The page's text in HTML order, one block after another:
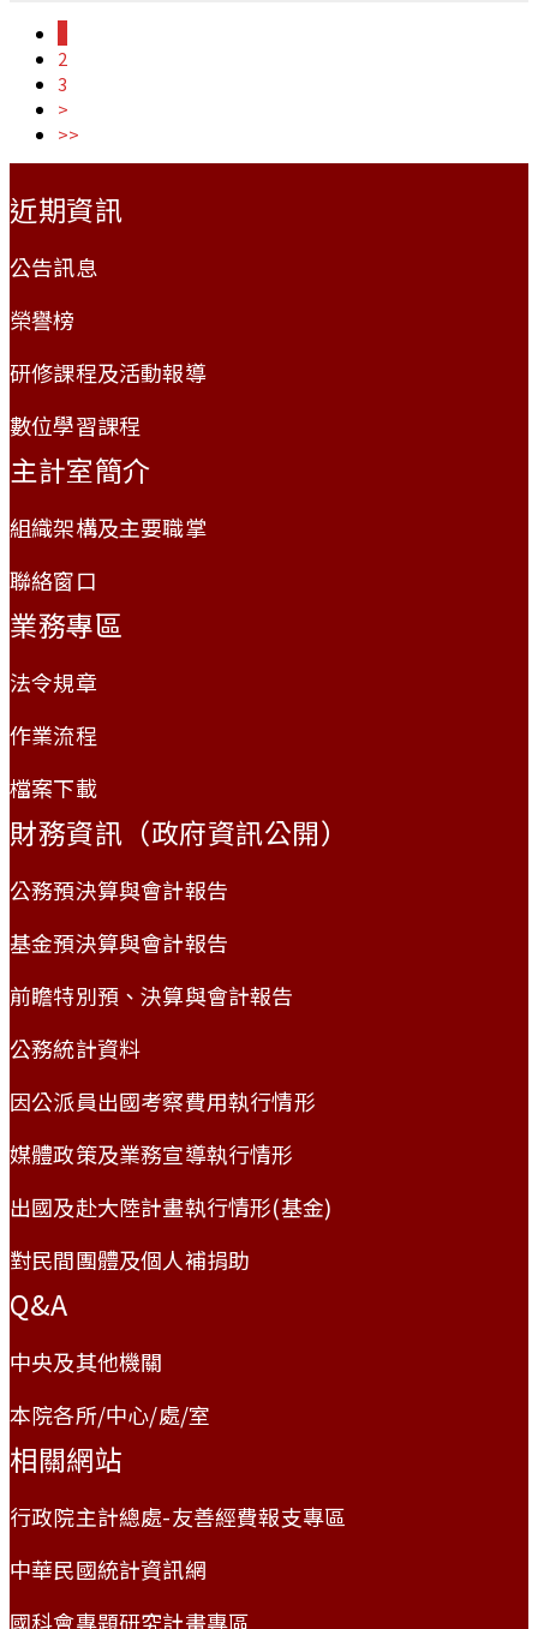
2
3
>
>>
近期資訊
公告訊息
榮譽榜
研修課程及活動報導
數位學習課程
主計室簡介
組織架構及主要職掌
聯絡窗口
業務專區
法令規章
作業流程
檔案下載
財務資訊（政府資訊公開）
公務預決算與會計報告
基金預決算與會計報告
前瞻特別預、決算與會計報告
公務統計資料
因公派員出國考察費用執行情形
媒體政策及業務宣導執行情形
出國及赴大陸計畫執行情形(基金)
對民間團體及個人補捐助
Q&A
中央及其他機關
本院各所/中心/處/室
相關網站
行政院主計總處-友善經費報支專區
中華民國統計資訊網
國科會專題研究計畫專區